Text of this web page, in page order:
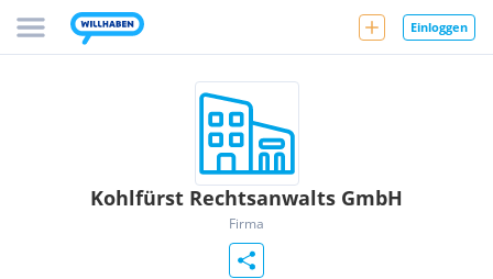
Einloggen
Kohlfürst Rechtsanwalts GmbH
Firma